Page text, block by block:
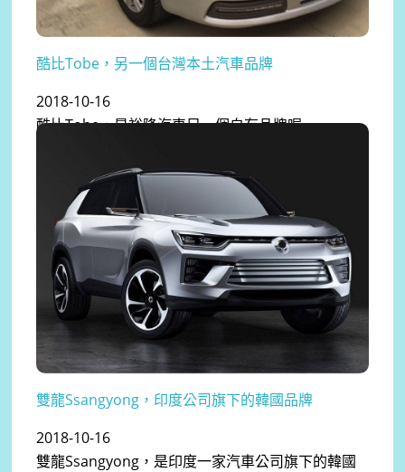
酷比Tobe，另一個台灣本土汽車品牌
2018-10-16
酷比Tobe，是裕隆汽車另一個自有品牌喔...
雙龍Ssangyong，印度公司旗下的韓國品牌
2018-10-16
雙龍Ssangyong，是印度一家汽車公司旗下的韓國